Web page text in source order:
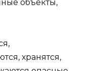
объекты,
хранятся,